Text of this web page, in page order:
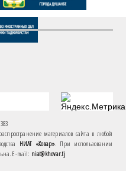
материалов сайта в любой
НИАТ «Ховар». При использовании
E-mail: niat@khovar.tj